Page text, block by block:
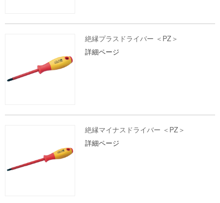
絶縁プラスドライバー ＜PZ＞
詳細ページ
絶縁マイナスドライバー ＜PZ＞
詳細ページ